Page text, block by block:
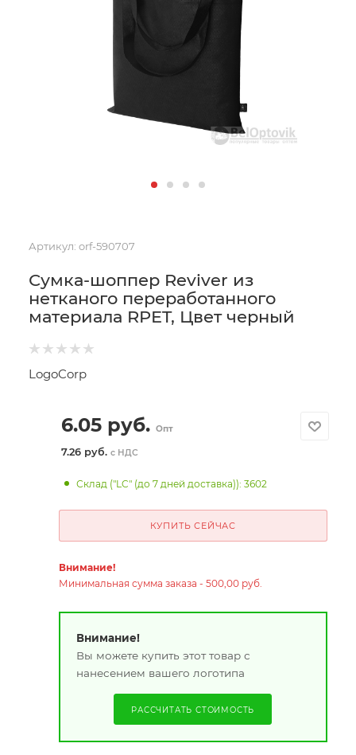
Артикул: orf-590707
Сумка-шоппер Reviver из
нетканого переработанного
материала RPET, Цвет черный
LogoCorp
6.05руб. Опт
7.26 руб. с НДС
Склад ("LC" (до 7 дней доставка)): 3602
КУПИТЬ СЕЙЧАС
Внимание!
Минимальная сумма заказа - 500,00 руб.
Внимание!
Вы можете купить этот товар с
нанесением вашего логотипа
РАССЧИТАТЬ СТОИМОСТЬ